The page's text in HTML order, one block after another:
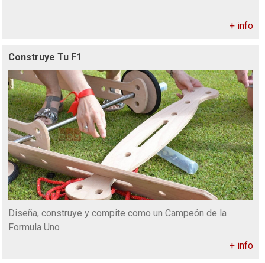
+ info
Construye Tu F1
Diseña, construye y compite como un Campeón de la
Formula Uno
+ info